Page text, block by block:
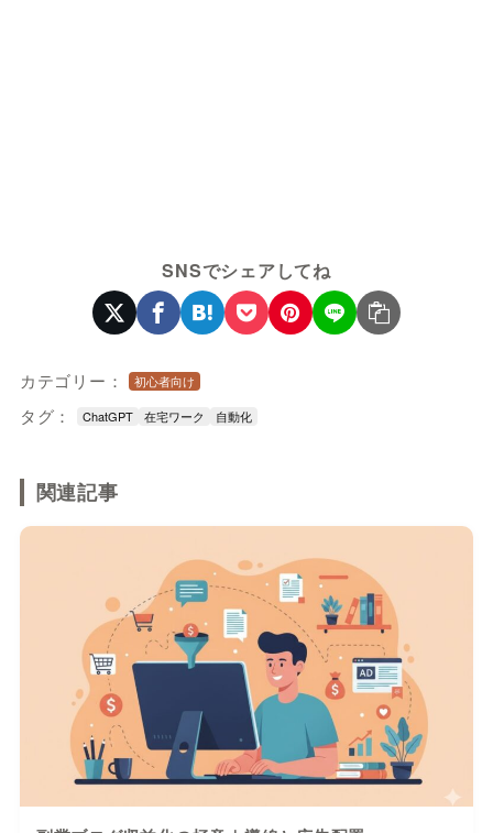
SNSでシェアしてね
カテゴリー： 初心者向け
タグ： ChatGPT 在宅ワーク 自動化
関連記事